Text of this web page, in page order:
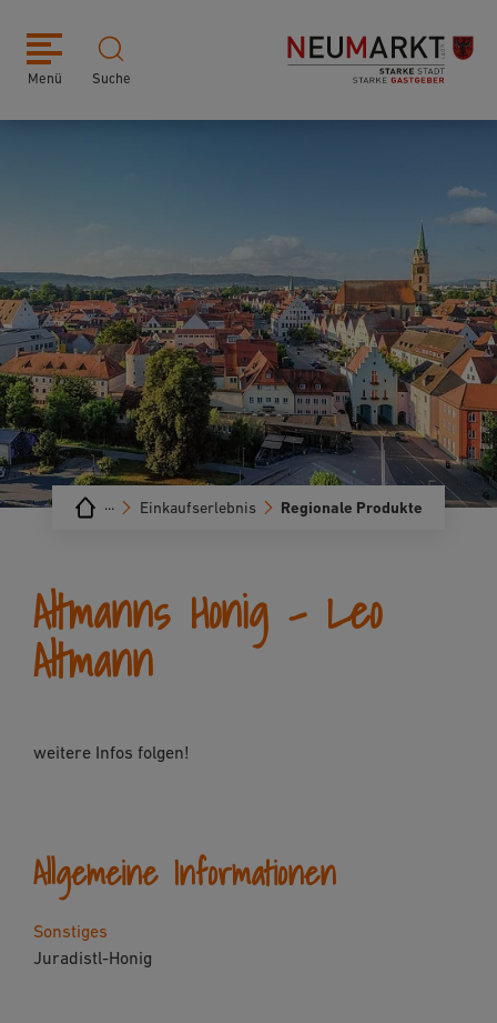
Menü Suche
Regionale Produkte
Einkaufserlebnis
···
Altmanns Honig - Leo
Altmann
weitere Infos folgen!
Allgemeine Informationen
Sonstiges
Juradistl-Honig